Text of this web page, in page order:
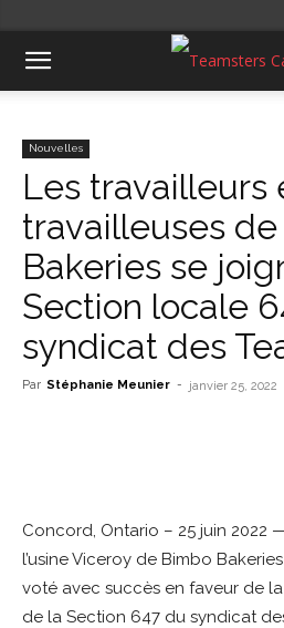
Nouvelles
Les travailleurs
travailleuses
Bakeries se
Section locale
syndicat des
Par Stéphanie Meunier - janvier 25, 2022
Concord, Ontario – 25 juin 2022
l’usine Viceroy de Bimbo
voté avec succès en faveur de
de la Section 647 du syndicat